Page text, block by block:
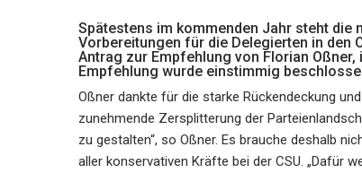
Spätestens im kommenden Jahr steht die
Vorbereitungen für die Delegierten in den
Antrag zur Empfehlung von Florian
Empfehlung wurde einstimmig
Oßner dankte für die starke Rückendeckung
zunehmende Zersplitterung der
zu gestalten“, so Oßner. Es brauche deshalb
aller konservativen Kräfte bei der CSU. „Dafür